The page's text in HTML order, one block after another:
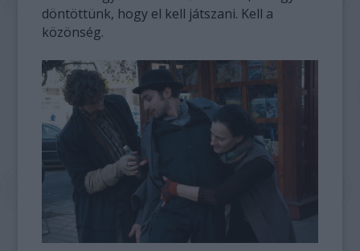
döntöttünk, hogy el kell játszani. Kell a
közönség.